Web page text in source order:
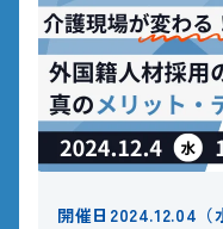
開催日 2024.12.04